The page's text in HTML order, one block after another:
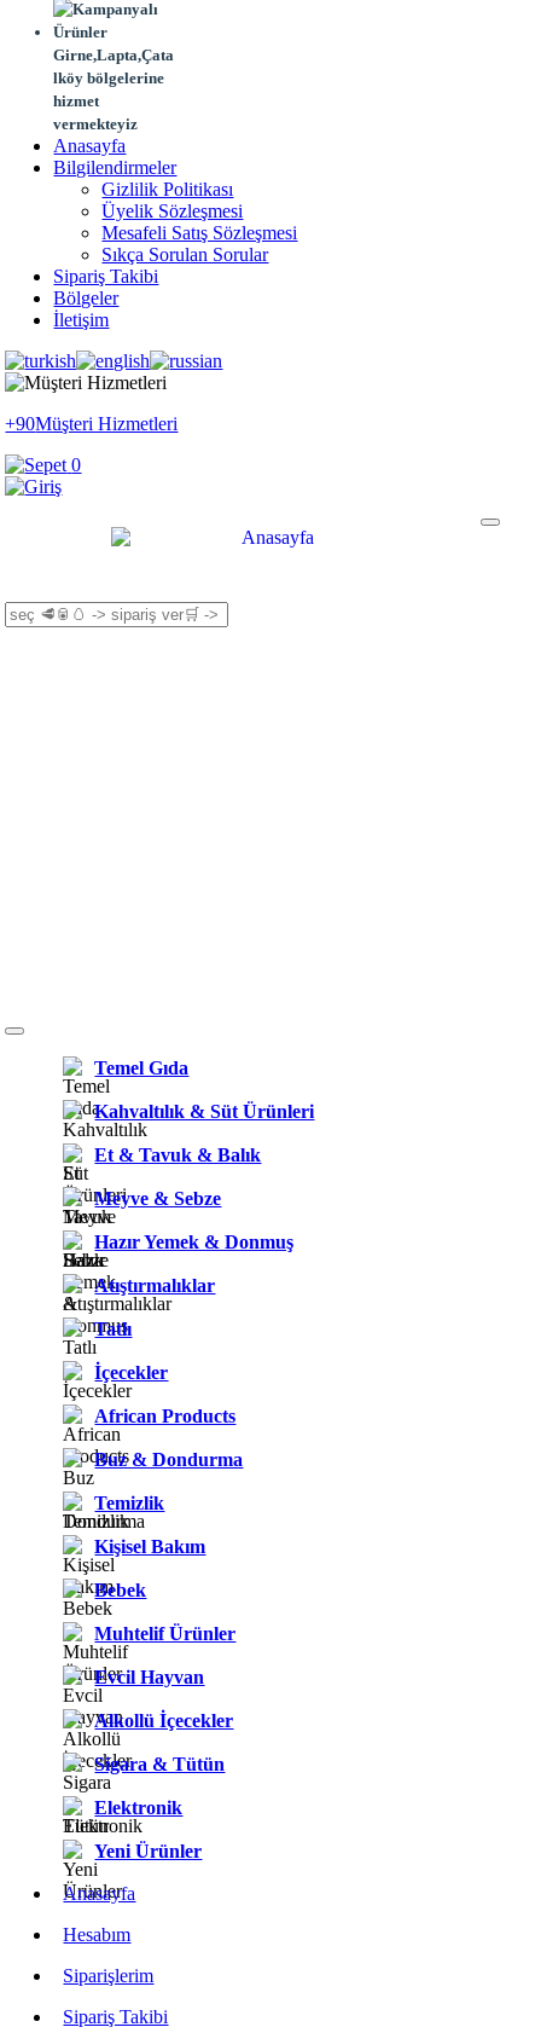
Girne,Lapta,Çata
lköy bölgelerine
hizmet
vermekteyiz
Anasayfa
Bilgilendirmeler
Gizlilik Politikası
Üyelik Sözleşmesi
Mesafeli Satış Sözleşmesi
Sıkça Sorulan Sorular
Sipariş Takibi
Bölgeler
İletişim
+90Müşteri Hizmetleri
0
Temel Gıda
Kahvaltılık & Süt Ürünleri
Et & Tavuk & Balık
Meyve & Sebze
Hazır Yemek & Donmuş
Atıştırmalıklar
Tatlı
İçecekler
African Products
Buz & Dondurma
Temizlik
Kişisel Bakım
Bebek
Muhtelif Ürünler
Evcil Hayvan
Alkollü İçecekler
Sigara & Tütün
Elektronik
Yeni Ürünler
Anasayfa
Hesabım
Siparişlerim
Sipariş Takibi